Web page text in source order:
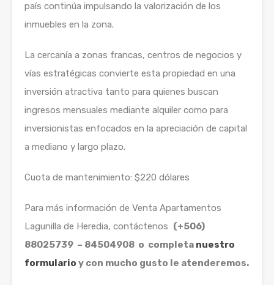
país continúa impulsando la valorización de los
inmuebles en la zona.
La cercanía a zonas francas, centros de negocios y
vías estratégicas convierte esta propiedad en una
inversión atractiva tanto para quienes buscan
ingresos mensuales mediante alquiler como para
inversionistas enfocados en la apreciación de capital
a mediano y largo plazo.
Cuota de mantenimiento: $220 dólares
Para más información de Venta Apartamentos
Lagunilla de Heredia, contáctenos (+506)
88025739 – 84504908 o completa nuestro
formulario y con mucho gusto le atenderemos.